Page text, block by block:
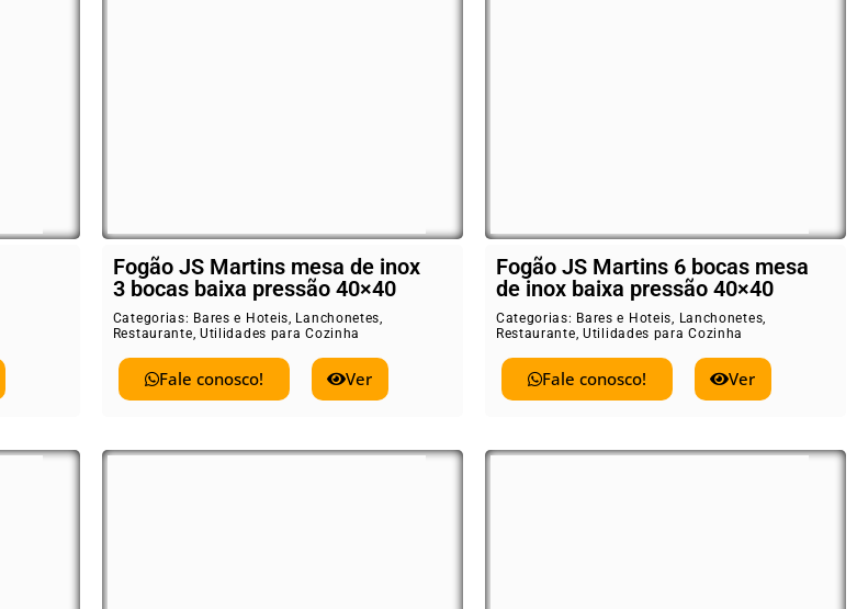
Fogão JS Martins mesa de inox
3 bocas baixa pressão 40×40
Categorias: Bares e Hoteis, Lanchonetes,
Restaurante, Utilidades para Cozinha
Fale conosco! Ver
Fogão JS Martins 6 bocas mesa
de inox baixa pressão 40×40
Categorias: Bares e Hoteis, Lanchonetes,
Restaurante, Utilidades para Cozinha
Fale conosco! Ver